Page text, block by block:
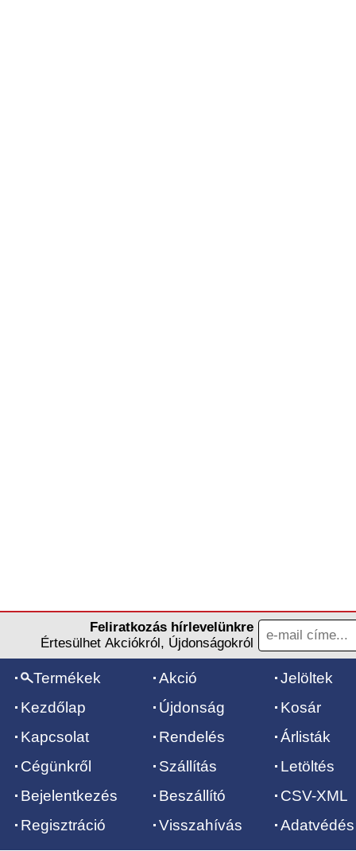
Feliratkozás hírlevelünkre
Értesülhet Akciókról, Újdonságokról
Termékek
Kezdőlap
Kapcsolat
Cégünkről
Bejelentkezés
Regisztráció
Akció
Újdonság
Rendelés
Szállítás
Beszállító
Visszahívás
Jelöltek
Kosár
Árlisták
Letöltés
CSV-XML
Adatvédés